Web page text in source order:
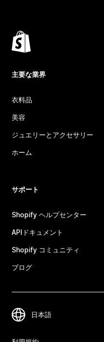
主要な業界
衣料品
美容
ジュエリーとアクセサリー
ホーム
サポート
Shopify ヘルプセンター
APIドキュメント
Shopify コミュニティ
ブログ